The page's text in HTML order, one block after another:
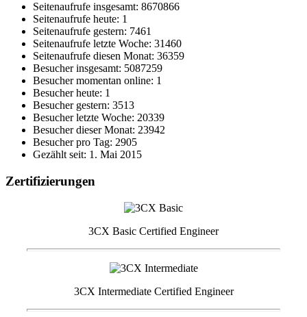
Seitenaufrufe insgesamt: 8670866
Seitenaufrufe heute: 1
Seitenaufrufe gestern: 7461
Seitenaufrufe letzte Woche: 31460
Seitenaufrufe diesen Monat: 36359
Besucher insgesamt: 5087259
Besucher momentan online: 1
Besucher heute: 1
Besucher gestern: 3513
Besucher letzte Woche: 20339
Besucher dieser Monat: 23942
Besucher pro Tag: 2905
Gezählt seit: 1. Mai 2015
Zertifizierungen
3CX Basic Certified Engineer
3CX Intermediate Certified Engineer